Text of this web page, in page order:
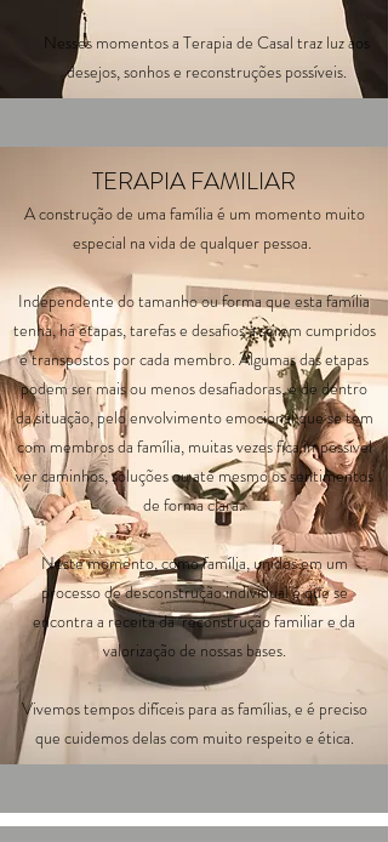
Nesses momentos a Terapia de Casal traz luz aos
desejos, sonhos e reconstruções possíveis.
TERAPIA FAMILIAR
A construção de uma família é um momento muito
especial na vida de qualquer pessoa.
Independente do tamanho ou forma que esta família
tenha, há etapas, tarefas e desafios a serem cumpridos
e transpostos por cada membro. Algumas das etapas
podem ser mais ou menos desafiadoras, e de dentro
da situação, pelo envolvimento emocional que se tem
com membros da família, muitas vezes fica impossível
ver caminhos, soluções ou até mesmo os sentimentos
de forma clara.
Neste momento, como família, unidos em um
processo de desconstrução individual é que se
encontra a receita da reconstrução familiar e da
valorização de nossas bases.
Vivemos tempos difíceis para as famílias, e é preciso
que cuidemos delas com muito respeito e ética.